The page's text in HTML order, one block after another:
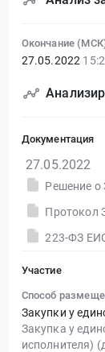
Окончание
27.05.2022
Документация
27.05.2022
Участие
Способ
Закупки у
Закупка у
исполнителя)